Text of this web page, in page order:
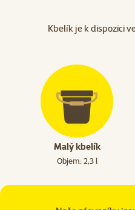
Kbelík je k dispozici
Malý kbelík
Objem: 2,3 l